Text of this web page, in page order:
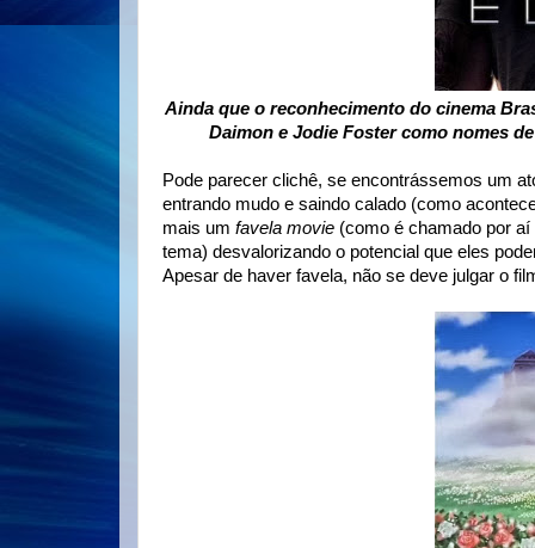
Ainda que o reconhecimento do cinema
Daimon e Jodie Foster como nomes
Pode parecer clichê, se encontrássemos um
entrando mudo e saindo calado (como
mais um favela movie (como é chamado por
tema) desvalorizando o potencial que eles
Apesar de haver favela, não se deve julgar o